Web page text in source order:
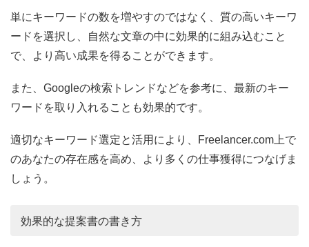
単にキーワードの数を増やすのではなく、質の高いキーワ
ードを選択し、自然な文章の中に効果的に組み込むこと
で、より高い成果を得ることができます。
また、Googleの検索トレンドなどを参考に、最新のキー
ワードを取り入れることも効果的です。
適切なキーワード選定と活用により、Freelancer.com上で
のあなたの存在感を高め、より多くの仕事獲得につなげま
しょう。
効果的な提案書の書き方